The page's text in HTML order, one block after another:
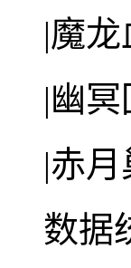
|魔
|幽
|赤
数据